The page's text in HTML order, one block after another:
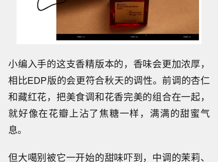
小编入手的这支香精版本的，香味会更加浓厚，
相比EDP版的会更符合秋天的调性。前调的杏仁
和藏红花，把美食调和花香完美的组合在一起，
就好像在花瓣上沾了焦糖一样，满满的甜蜜气
息。
但大噶别被它一开始的甜味吓到，中调的茉莉、